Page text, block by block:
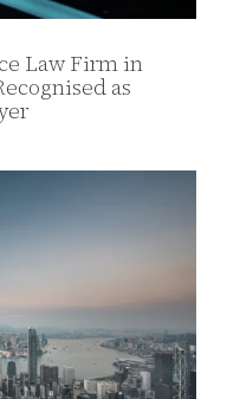
Law Firm in
as